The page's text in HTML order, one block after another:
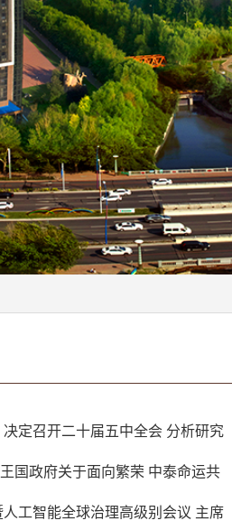
定召开二十届五中全会 分析研究
共中央总书记习近平主持会议
国政府关于面向繁荣 中泰命运共
工智能全球治理高级别会议 主席